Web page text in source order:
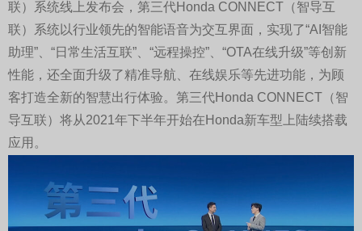
联）系统线上发布会，第三代Honda CONNECT（智导互
联）系统以行业领先的智能语音为交互界面，实现了“AI智能
助理”、“日常生活互联”、“远程操控”、“OTA在线升级”等创新
性能，还全面升级了精准导航、在线娱乐等先进功能，为顾
客打造全新的智慧出行体验。第三代Honda CONNECT（智
导互联）将从2021年下半年开始在Honda新车型上陆续搭载
应用。